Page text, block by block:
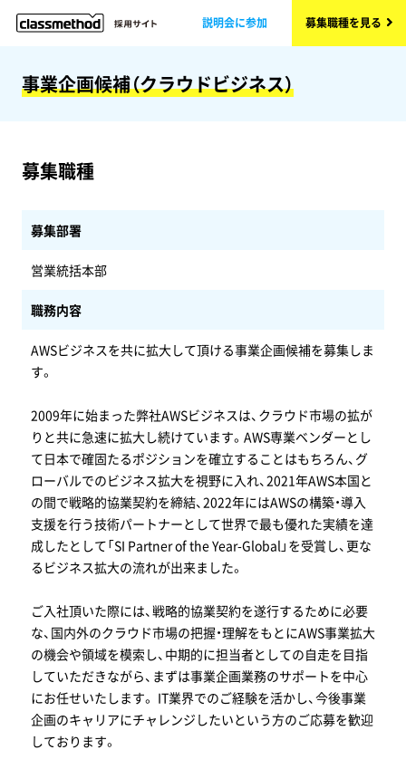
説明会に参加 募集職種を見る
事業企画候補（クラウドビジネス）
募集職種
募集部署
営業統括本部
職務内容
AWSビジネスを共に拡大して頂ける事業企画候補を募集しま
す。
2009年に始まった弊社AWSビジネスは、クラウド市場の拡が
りと共に急速に拡大し続けています。AWS専業ベンダーとし
て日本で確固たるポジションを確立することはもちろん、グ
ローバルでのビジネス拡大を視野に入れ、2021年AWS本国と
の間で戦略的協業契約を締結、2022年にはAWSの構築・導入
支援を行う技術パートナーとして世界で最も優れた実績を達
成したとして「SI Partner of the Year-Global」を受賞し、更な
るビジネス拡大の流れが出来ました。
ご入社頂いた際には、戦略的協業契約を遂行するために必要
な、国内外のクラウド市場の把握・理解をもとにAWS事業拡大
の機会や領域を模索し、中期的に担当者としての自走を目指
していただきながら、まずは事業企画業務のサポートを中心
にお任せいたします。 IT業界でのご経験を活かし、今後事業
企画のキャリアにチャレンジしたいという方のご応募を歓迎
しております。